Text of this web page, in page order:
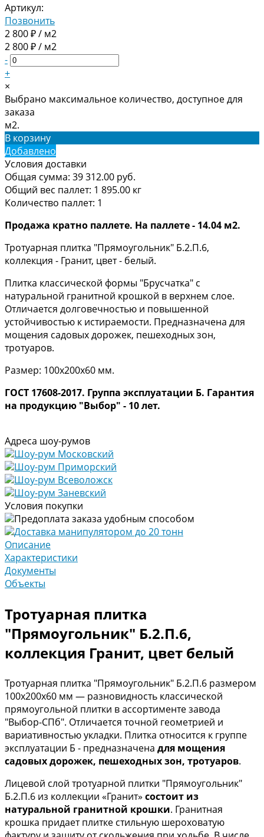
Артикул:
Позвонить
2 800 ₽ / м2
2 800 ₽ / м2
-
+
×
Выбрано максимальное количество, доступное для
заказа
м2.
В корзину
Добавлено
Условия доставки
Общая сумма: 39 312.00 руб.
Общий вес паллет: 1 895.00 кг
Количество паллет: 1
Продажа кратно паллете. На паллете - 14.04 м2.
Тротуарная плитка "Прямоугольник" Б.2.П.6,
коллекция - Гранит, цвет - белый.
Плитка классической формы "Брусчатка" с
натуральной гранитной крошкой в верхнем слое.
Отличается долговечностью и повышенной
устойчивостью к истираемости. Предназначена для
мощения садовых дорожек, пешеходных зон,
тротуаров.
Размер: 100х200х60 мм.
ГОСТ 17608-2017. Группа эксплуатации Б. Гарантия
на продукцию "Выбор" - 10 лет.
Адреса шоу-румов
Шоу-рум Московский
Шоу-рум Приморский
Шоу-рум Всеволожск
Шоу-рум Заневский
Условия покупки
Предоплата заказа удобным способом
Доставка манипулятором до 20 тонн
Описание
Характеристики
Документы
Объекты
Тротуарная плитка
"Прямоугольник" Б.2.П.6,
коллекция Гранит, цвет белый
Тротуарная плитка "Прямоугольник" Б.2.П.6 размером
100х200х60 мм — разновидность классической
прямоугольной плитки в ассортименте завода
"Выбор-СПб". Отличается точной геометрией и
вариативностью укладки. Плитка относится к группе
эксплуатации Б - предназначена для мощения
садовых дорожек, пешеходных зон, тротуаров.
Лицевой слой тротуарной плитки "Прямоугольник"
Б.2.П.6 из коллекции «Гранит» состоит из
натуральной гранитной крошки. Гранитная
крошка придает плитке стильную шероховатую